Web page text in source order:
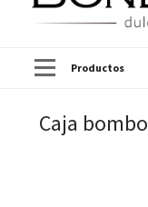
Productos
Caja